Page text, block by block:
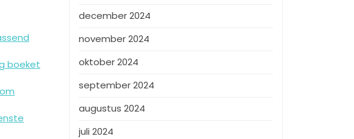
boeket
december 2024
november 2024
oktober 2024
september 2024
augustus 2024
juli 2024